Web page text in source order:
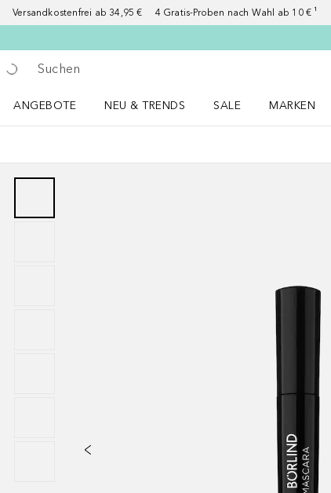
Versandkostenfrei ab 34,95 € 4 Gratis-Proben nach Wahl ab 10 € ¹
Gehe zurück
Suche ausführen
ANGEBOTE
NEU & TRENDS
SALE
MARKEN